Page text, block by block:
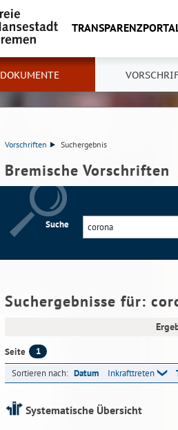
DOKUMENTE
Vorschriften Suchergebnis
Bremische Vorschriften
Suche
Suchergebnisse für:
Seite 1
Sortieren nach: Datum Inkrafttreten
Systematische Übersicht